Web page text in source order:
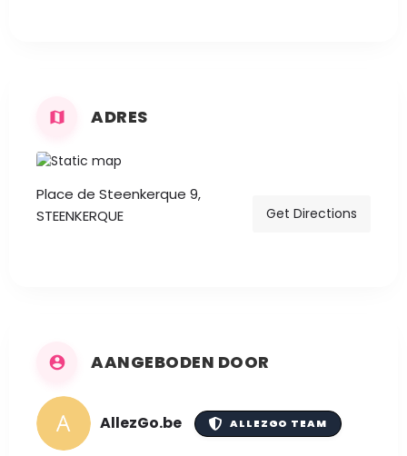
ADRES
Place de Steenkerque 9,
STEENKERQUE
Get Directions
AANGEBODEN DOOR
AllezGo.be ALLEZGO TEAM